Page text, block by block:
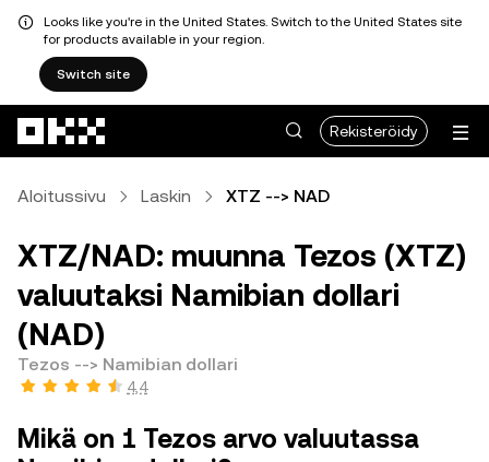
Looks like you're in the United States. Switch to the United States site
for products available in your region.
Switch site
Rekisteröidy
Aloitussivu Laskin XTZ --> NAD
XTZ/NAD: muunna Tezos (XTZ)
valuutaksi Namibian dollari
(NAD)
Tezos --> Namibian dollari
4,4
Mikä on 1 Tezos arvo valuutassa